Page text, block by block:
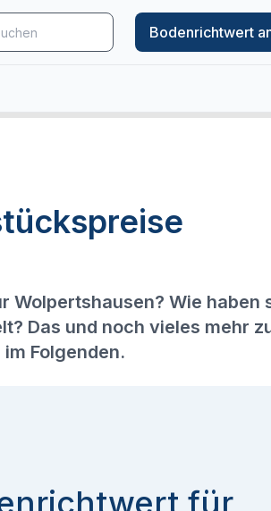
Bodenrichtwert
Wie haben
Das und noch vieles mehr
Folgenden.
für